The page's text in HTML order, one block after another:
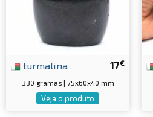
17€
turmalina
330 gramas | 75x60x40 mm
Veja o produto